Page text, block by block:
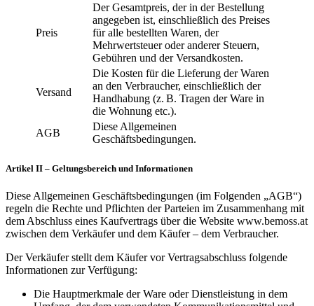
Preis
Der Gesamtpreis, der in der Bestellung
angegeben ist, einschließlich des Preises
für alle bestellten Waren, der
Mehrwertsteuer oder anderer Steuern,
Gebühren und der Versandkosten.
Versand
Die Kosten für die Lieferung der Waren
an den Verbraucher, einschließlich der
Handhabung (z. B. Tragen der Ware in
die Wohnung etc.).
AGB
Diese Allgemeinen
Geschäftsbedingungen.
Artikel II – Geltungsbereich und Informationen
Diese Allgemeinen Geschäftsbedingungen (im Folgenden „AGB“)
regeln die Rechte und Pflichten der Parteien im Zusammenhang mit
dem Abschluss eines Kaufvertrags über die Website www.bemoss.at
zwischen dem Verkäufer und dem Käufer – dem Verbraucher.
Der Verkäufer stellt dem Käufer vor Vertragsabschluss folgende
Informationen zur Verfügung:
Die Hauptmerkmale der Ware oder Dienstleistung in dem